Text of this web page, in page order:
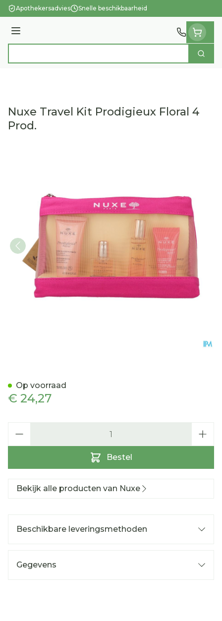
Ga naar de inhoud
Apothekersadvies Snelle beschikbaarheid
Menu
Zoek
Nuxe Travel Kit Prodigieux Floral 4
Prod.
€ 24,27
Bestel
Op voorraad
Bekijk alle producten van Nuxe
Beschikbare leveringsmethoden
Gegevens